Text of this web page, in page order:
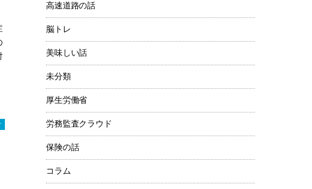
高速道路の話
脳トレ
美味しい話
未分類
厚生労働省
労務監査クラウド
保険の話
コラム